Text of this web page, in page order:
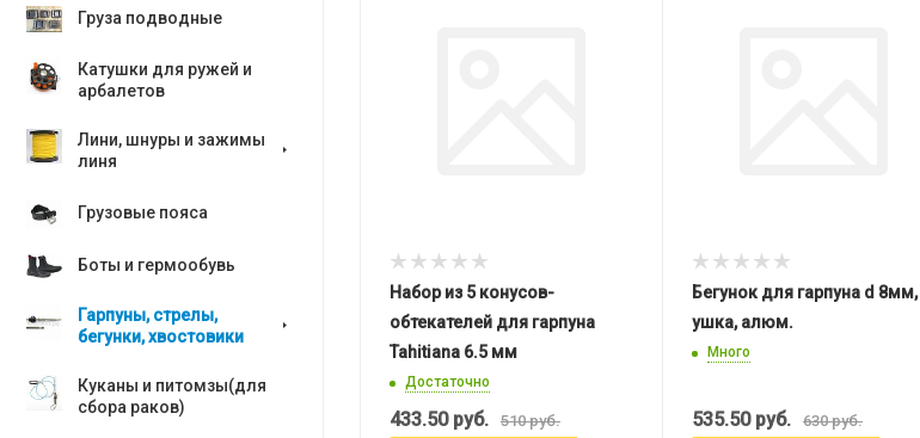
Груза подводные
Катушки для ружей и
арбалетов
Лини, шнуры и зажимы
линя
Грузовые пояса
Боты и гермообувь
Гарпуны, стрелы,
бегунки, хвостовики
Куканы и питомзы(для
сбора раков)
Набор из 5 конусов-
обтекателей для гарпуна
Tahitiana 6.5 мм
Достаточно
433.50руб. 510руб.
Бегунок для гарпуна d 8мм,
ушка, алюм.
Много
535.50руб. 630руб.